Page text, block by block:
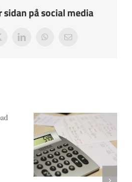
sidan på social media
LinkedInWhatsApp
E-